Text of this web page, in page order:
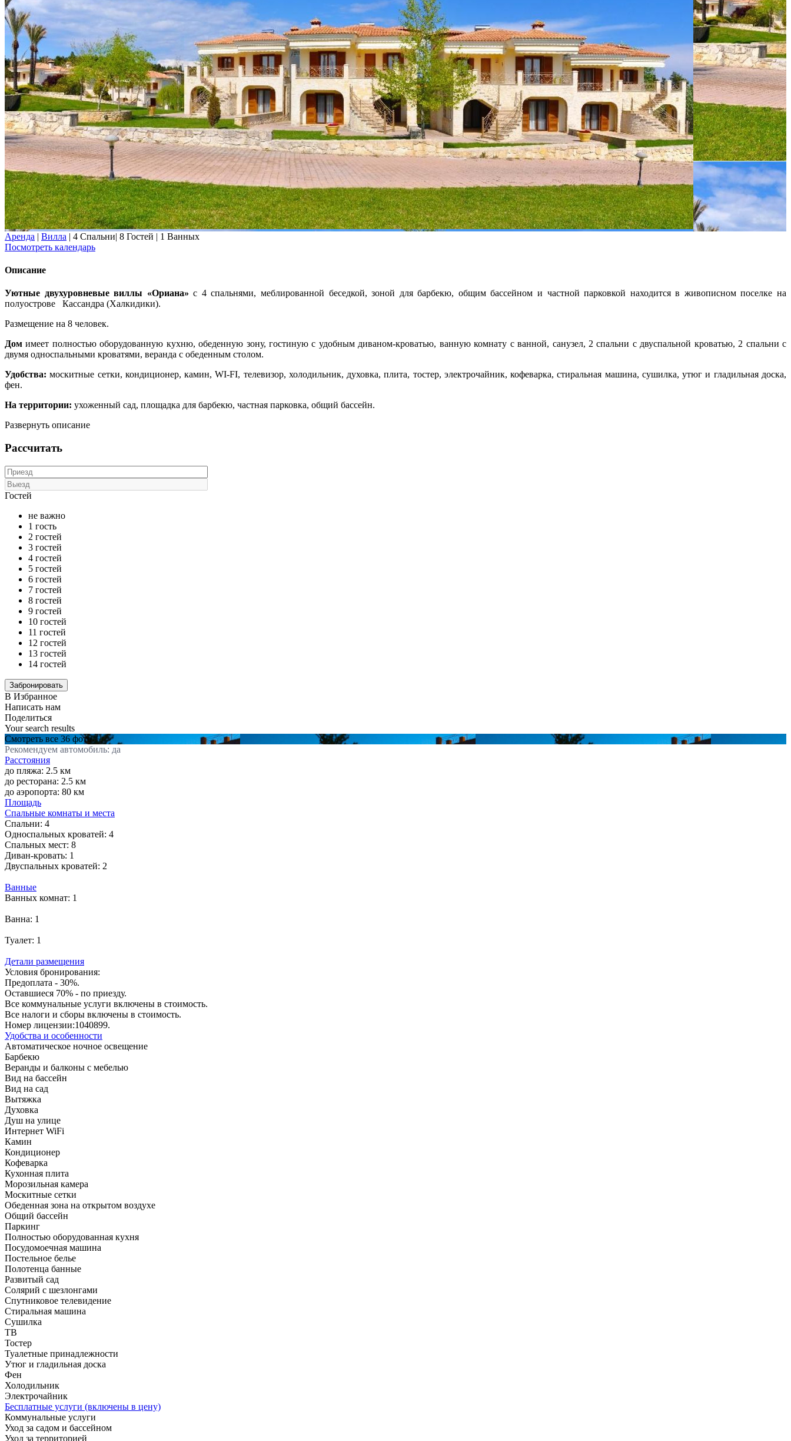
Аренда | Вилла | 4 Спальни| 8 Гостей | 1 Ванных
Посмотреть календарь
Описание
Уютные двухуровневые виллы «Ориана» с 4 спальнями, меблированной беседкой, зоной для барбекю, общим бассейном и частной парковкой находится в живописном поселке на
полуострове Кассандра (Халкидики).
Размещение на 8 человек.
Домимеет полностью оборудованную кухню, обеденную зону, гостиную с удобным диваном-кроватью, ванную комнату с ванной, санузел, 2 спальни с двуспальной кроватью, 2 спальни с
двумя односпальными кроватями, веранда с обеденным столом.
Удобства: москитные сетки, кондиционер, камин, WI-FI, телевизор, холодильник, духовка, плита, тостер, электрочайник, кофеварка, стиральная машина, сушилка, утюг и гладильная доска,
фен.
На территории: ухоженный сад, площадка для барбекю, частная парковка, общий бассейн.
Развернуть описание
Рассчитать
Гостей
не важно
1 гость
2 гостей
3 гостей
4 гостей
5 гостей
6 гостей
7 гостей
8 гостей
9 гостей
10 гостей
11 гостей
12 гостей
13 гостей
14 гостей
В Избранное
Написать нам
Поделиться
Your search results
Смотреть все 36 фото
Рекомендуем автомобиль: да
Расстояния
до пляжа: 2.5 км
до ресторана: 2.5 км
до аэропорта: 80 км
Площадь
Спальные комнаты и места
Спальни: 4
Односпальных кроватей: 4
Спальных мест: 8
Диван-кровать: 1
Двуспальных кроватей: 2
Ванные
Ванных комнат: 1
Ванна: 1
Туалет: 1
Детали размещения
Условия бронирования:
Предоплата - 30%.
Оставшиеся 70% - по приезду.
Все коммунальные услуги включены в стоимость.
Все налоги и сборы включены в стоимость.
Номер лицензии:1040899.
Удобства и особенности
Автоматическое ночное освещение
Барбекю
Веранды и балконы с мебелью
Вид на бассейн
Вид на сад
Вытяжка
Духовка
Душ на улице
Интернет WiFi
Камин
Кондиционер
Кофеварка
Кухонная плита
Морозильная камера
Москитные сетки
Обеденная зона на открытом воздухе
Общий бассейн
Паркинг
Полностью оборудованная кухня
Посудомоечная машина
Постельное белье
Полотенца банные
Развитый сад
Солярий с шезлонгами
Спутниковое телевидение
Стиральная машина
Сушилка
ТВ
Тостер
Туалетные принадлежности
Утюг и гладильная доска
Фен
Холодильник
Электрочайник
Бесплатные услуги (включены в цену)
Коммунальные услуги
Уход за садом и бассейном
Уход за территорией